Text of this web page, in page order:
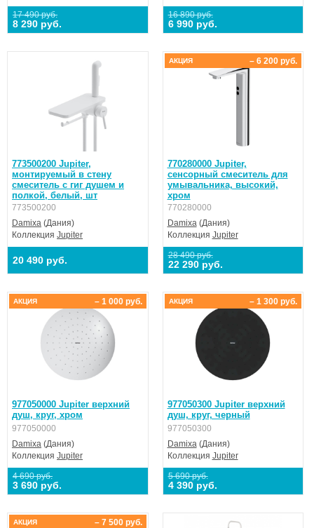
17 490 руб.
8 290 руб.
16 890 руб.
6 990 руб.
773500200 Jupiter,
монтируемый в стену
смеситель с гиг душем и
полкой, белый, шт
773500200
Damixa (Дания)
Коллекция Jupiter
20 490 руб.
770280000 Jupiter,
cенсорный смеситель для
умывальника, высокий,
хром
770280000
Damixa(Дания)
Коллекция Jupiter
28 490 руб.
22 290 руб.
– 6 200 руб.
АКЦИЯ
977050000 Jupiter верхний
душ, круг, хром
977050000
Damixa (Дания)
Коллекция Jupiter
4 690 руб.
3 690 руб.
– 1 000 руб.
АКЦИЯ
977050300 Jupiter верхний
душ, круг, черный
977050300
Damixa(Дания)
Коллекция Jupiter
5 690 руб.
4 390 руб.
– 1 300 руб.
АКЦИЯ
– 7 500 руб.
АКЦИЯ